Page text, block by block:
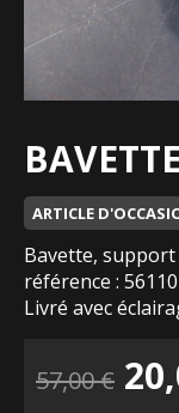
ARTICLE
Bavette,
référence :
Livré avec
57,00€ Le